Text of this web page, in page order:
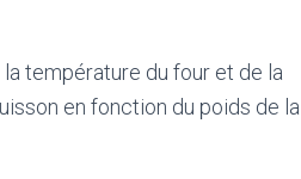
température du four et de la
en fonction du poids de la